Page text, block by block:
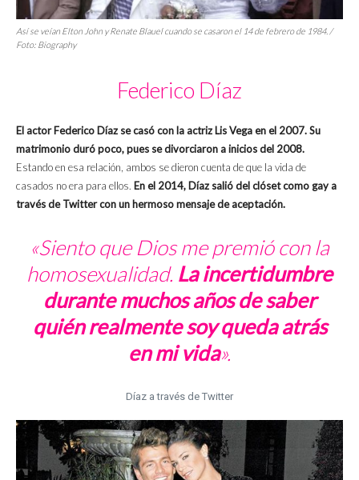
Así se veían Elton John y Renate Blauel cuando se casaron el 14 de febrero de 1984. /
Foto: Biography
Federico Díaz
El actor Federico Díaz se casó con la actriz Lis Vega en el 2007. Su
matrimonio duró poco, pues se divorciaron a inicios del 2008.
Estando en esa relación, ambos se dieron cuenta de que la vida de
casados no era para ellos. En el 2014, Díaz salió del clóset como gay a
través de Twitter con un hermoso mensaje de aceptación.
«Siento que Dios me premió con la
homosexualidad. La incertidumbre
durante muchos años de saber
quién realmente soy queda atrás
en mi vida».
Díaz a través de Twitter